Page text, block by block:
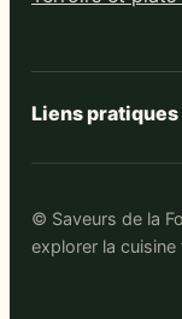
Liens pratiques
© Saveurs de la
explorer la cuisine